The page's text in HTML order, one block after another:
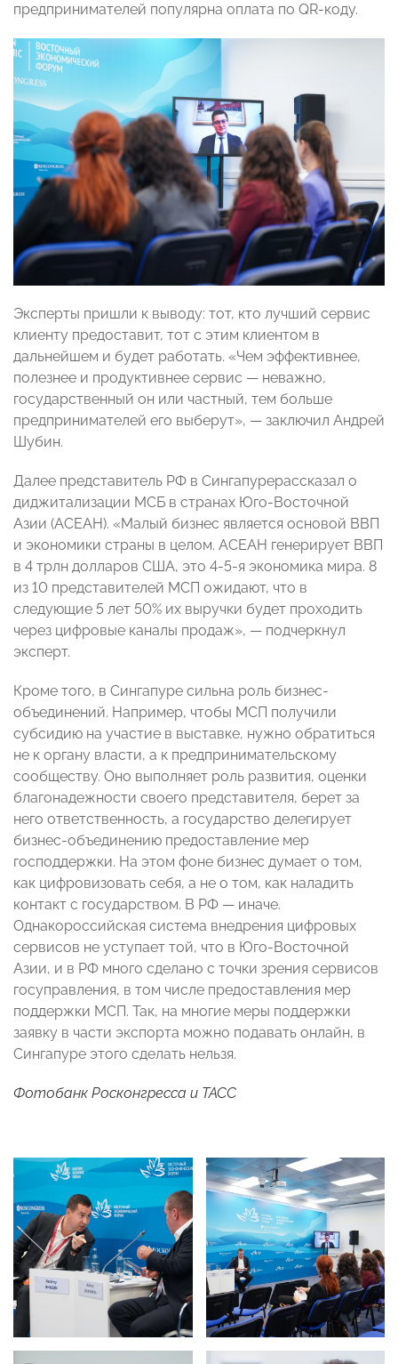
предпринимателей популярна оплата по QR-коду.
Эксперты пришли к выводу: тот, кто лучший сервис
клиенту предоставит, тот с этим клиентом в
дальнейшем и будет работать. «Чем эффективнее,
полезнее и продуктивнее сервис — неважно,
государственный он или частный, тем больше
предпринимателей его выберут», — заключил Андрей
Шубин.
Далее представитель РФ в Сингапурерассказал о
диджитализации МСБ в странах Юго-Восточной
Азии (АСЕАН). «Малый бизнес является основой ВВП
и экономики страны в целом. АСЕАН генерирует ВВП
в 4 трлн долларов США, это 4-5-я экономика мира. 8
из 10 представителей МСП ожидают, что в
следующие 5 лет 50% их выручки будет проходить
через цифровые каналы продаж», — подчеркнул
эксперт.
Кроме того, в Сингапуре сильна роль бизнес-
объединений. Например, чтобы МСП получили
субсидию на участие в выставке, нужно обратиться
не к органу власти, а к предпринимательскому
сообществу. Оно выполняет роль развития, оценки
благонадежности своего представителя, берет за
него ответственность, а государство делегирует
бизнес-объединению предоставление мер
господдержки. На этом фоне бизнес думает о том,
как цифровизовать себя, а не о том, как наладить
контакт с государством. В РФ — иначе.
Однакороссийская система внедрения цифровых
сервисов не уступает той, что в Юго-Восточной
Азии, и в РФ много сделано с точки зрения сервисов
госуправления, в том числе предоставления мер
поддержки МСП. Так, на многие меры поддержки
заявку в части экспорта можно подавать онлайн, в
Сингапуре этого сделать нельзя.
Фотобанк Росконгресса и ТАСС